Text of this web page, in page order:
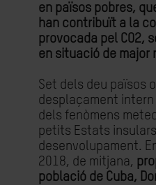
en països pobres,
han contribuït a la
provocada pel CO2,
en situació de major
Set dels deu països
desplaçament
dels fenòmens
petits Estats
desenvolupament.
2018, de mitjana,
població de Cuba,